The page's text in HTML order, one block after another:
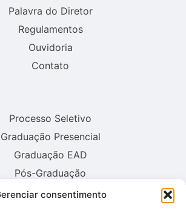
consentimento
Palavra do Diretor
Regulamentos
Ouvidoria
Contato
Processo Seletivo
Graduação Presencial
Graduação EAD
Pós-Graduação
da instituição no sistema E-MEC: